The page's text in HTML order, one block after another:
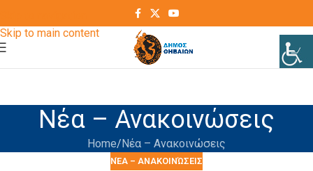
Skip to main content
Νέα – Ανακοινώσεις
Home Νέα – Ανακοινώσεις
ΝΈΑ – ΑΝΑΚΟΙΝΏΣΕΙΣ